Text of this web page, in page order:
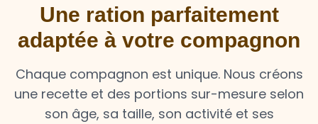
Une ration parfaitement
adaptée à votre compagnon
Chaque compagnon est unique. Nous créons
une recette et des portions sur-mesure selon
son âge, sa taille, son activité et ses